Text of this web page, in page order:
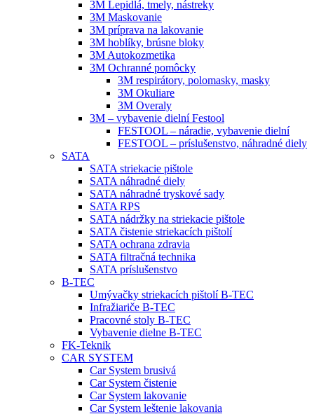
3M Lepidlá, tmely, nástreky
3M Maskovanie
3M príprava na lakovanie
3M hoblíky, brúsne bloky
3M Autokozmetika
3M Ochranné pomôcky
3M respirátory, polomasky, masky
3M Okuliare
3M Overaly
3M – vybavenie dielní Festool
FESTOOL – náradie, vybavenie dielní
FESTOOL – príslušenstvo, náhradné diely
SATA
SATA striekacie pištole
SATA náhradné diely
SATA náhradné tryskové sady
SATA RPS
SATA nádržky na striekacie pištole
SATA čistenie striekacích pištolí
SATA ochrana zdravia
SATA filtračná technika
SATA príslušenstvo
B-TEC
Umývačky striekacích pištolí B-TEC
Infražiariče B-TEC
Pracovné stoly B-TEC
Vybavenie dielne B-TEC
FK-Teknik
CAR SYSTEM
Car System brusivá
Car System čistenie
Car System lakovanie
Car System leštenie lakovania